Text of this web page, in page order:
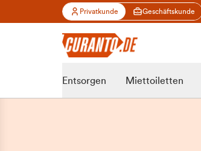
Privatkunde Geschäftskunde
Entsorgen Miettoiletten